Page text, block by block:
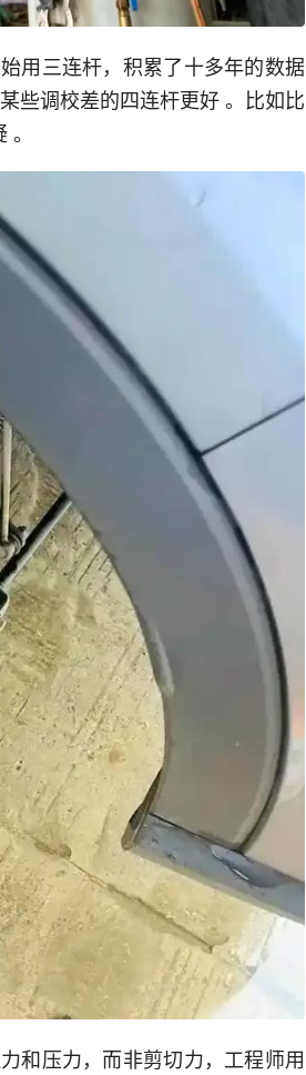
用三连杆，积累了十多年的数据
些调校差的四连杆更好 。比如比
和压力，而非剪切力，工程师用